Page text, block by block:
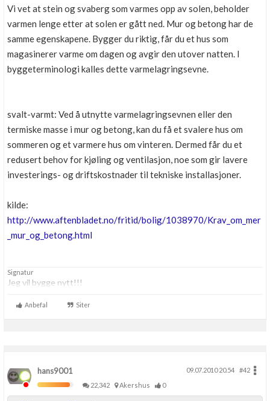
Boligmappa+
Få mer ut av Boligmappa
Vi vet at stein og svaberg som varmes opp av solen, beholder
varmen lenge etter at solen er gått ned. Mur og betong har de
samme egenskapene. Bygger du riktig, får du et hus som
magasinerer varme om dagen og avgir den utover natten. I
byggeterminologi kalles dette varmelagringsevne.
svalt-varmt: Ved å utnytte varmelagringsevnen eller den
termiske masse i mur og betong, kan du få et svalere hus om
sommeren og et varmere hus om vinteren. Dermed får du et
redusert behov for kjøling og ventilasjon, noe som gir lavere
investerings- og driftskostnader til tekniske installasjoner.
kilde:
http://www.aftenbladet.no/fritid/bolig/1038970/Krav_om_mer
_mur_og_betong.html
Signatur
Jeg vil bygge nytt!!!
Anbefal Siter
hans9001 09.07.2010 20.54
#42
22,342
Akershus 0